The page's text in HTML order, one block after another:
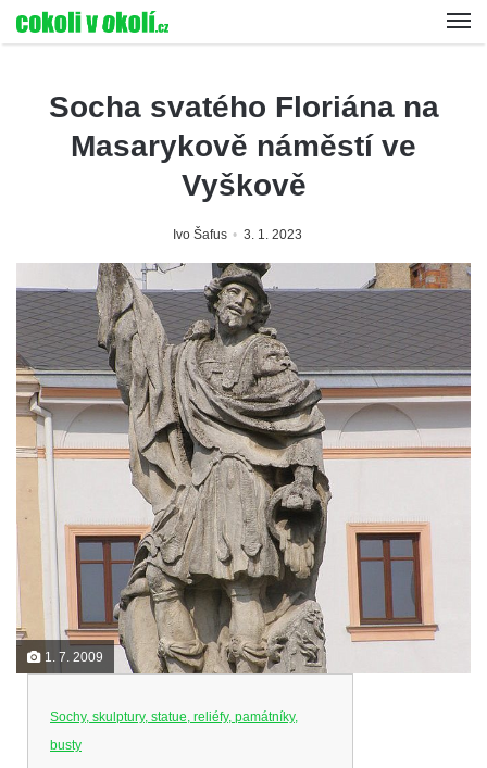
Socha svatého Floriána na
Masarykově náměstí ve
Vyškově
Ivo Šafus 3. 1. 2023
1. 7. 2009
Sochy, skulptury, statue, reliéfy, památníky,
busty